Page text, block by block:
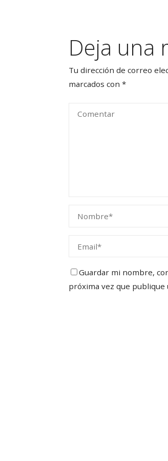
Deja una
Tu dirección de correo
marcados con*
Guardar mi nombre,
próxima vez que publique